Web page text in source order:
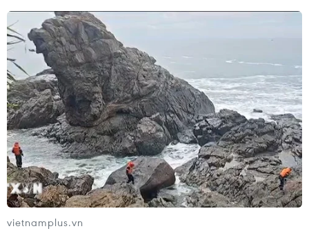
vietnamplus.vn